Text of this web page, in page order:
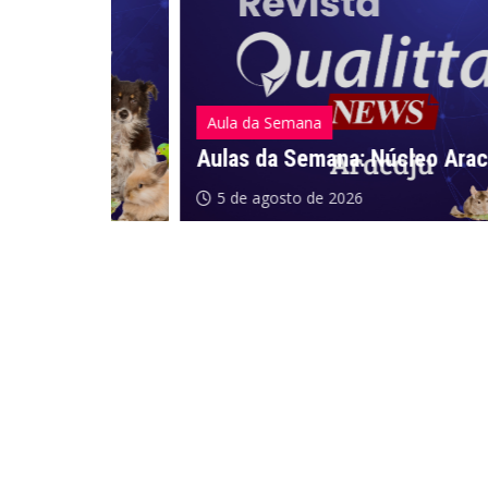
Aula da Semana
Aulas da Semana: Núcleo Aracaju/SE
5 de agosto de 2026